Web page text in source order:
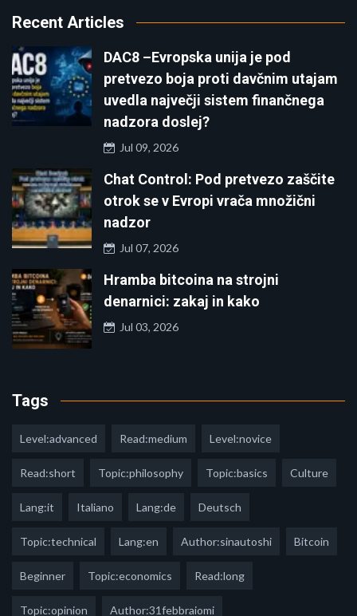
Recent Articles
DAC8 –Evropska unija je pod
pretvezo boja proti davčnim utajam
uvedla največji sistem finančnega
nadzora doslej?
Jul 09, 2026
Chat Control: Pod pretvezo zaščite
otrok se v Evropi vrača množični
nadzor
Jul 07, 2026
Hramba bitcoina na strojni
denarnici: zakaj in kako
Jul 03, 2026
Tags
Level:advanced Read:medium Level:novice
Read:short Topic:philosophy Topic:basics Culture
Lang:it Italiano Lang:de Deutsch
Topic:technical Lang:en Author:sinautoshi Bitcoin
Beginner Topic:economics Read:long
Topic:opinion Author:31febbraiomi